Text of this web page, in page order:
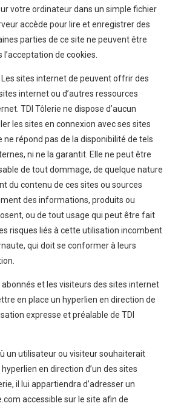
votre ordinateur dans un simple fichier
accède pour lire et enregistrer des
parties de ce site ne peuvent être
de cookies.
Les sites internet de peuvent offrir des
internet ou d’autres ressources
TDI Tôlerie ne dispose d’aucun
les sites en connexion avec ses sites
ne répond pas de la disponibilité de tels
ni ne la garantit. Elle ne peut être
de tout dommage, de quelque nature
du contenu de ces sites ou sources
des informations, produits ou
ou de tout usage qui peut être fait
risques liés à cette utilisation incombent
qui doit se conformer à leurs
abonnés et les visiteurs des sites internet
en place un hyperlien en direction de
expresse et préalable de TDI
un utilisateur ou visiteur souhaiterait
en direction d’un des sites
il lui appartiendra d’adresser un
accessible sur le site afin de